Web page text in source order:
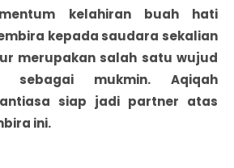
kelahiran buah hati
kepada saudara sekalian
merupakan salah satu wujud
sebagai mukmin. Aqiqah
siap jadi partner atas
ini.